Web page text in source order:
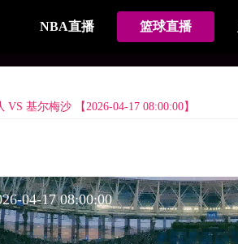
NBA直播 篮球直播
VS 基尔梅沙 【2026-04-17 08:00:00】
04-17 08:00:00